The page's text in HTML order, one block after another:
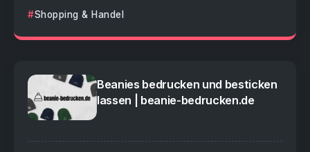
Shopping & Handel
Beanies bedrucken und besticken
lassen | beanie-bedrucken.de